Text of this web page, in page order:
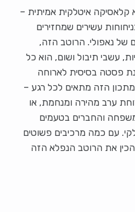
קלאסיקה איטלקית אמיתית –
עשירים שמחזירים
של נאפולי. הרוטב הזה,
עשבי תיבול ושום, הוא כל
פסטה בסיסית לארוחה
הזה מתאים לכל רגע –
ערב מהירה ומנחמת, או
והחברים בטעמים
עם כמה מרכיבים פשוטים
את הרוטב הנפלא הזה